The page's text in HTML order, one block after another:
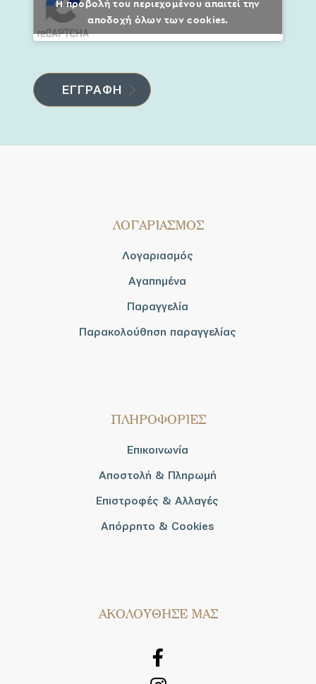
Η προβολή του περιεχομένου απαιτεί την
αποδοχή όλων των cookies.
ΛΟΓΑΡΙΑΣΜΟΣ
Λογαριασμός
Αγαπημένα
Παραγγελία
Παρακολούθηση παραγγελίας
ΠΛΗΡΟΦΟΡΙΕΣ
Επικοινωνία
Αποστολή & Πληρωμή
Επιστροφές & Αλλαγές
Απόρρητο & Cookies
AΚΟΛΟΥΘΗΣΕ ΜΑΣ